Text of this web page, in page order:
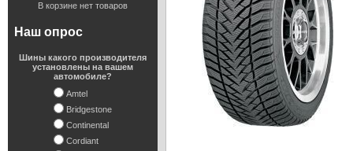
В корзине нет товаров
Наш опрос
Шины какого производителя
установлены на вашем
автомобиле?
Amtel
Bridgestone
Continental
Cordiant